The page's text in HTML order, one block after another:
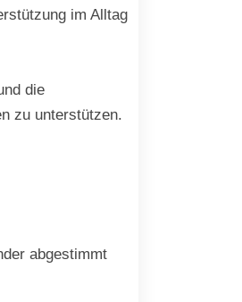
im Alltag
die
zu unterstützen.
abgestimmt